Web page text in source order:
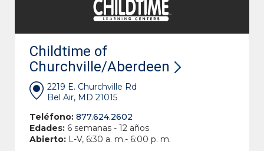
Childtime of
Churchville/Aberdeen
2219 E. Churchville Rd
Bel Air, MD 21015
Teléfono: 877.624.2602
Edades: 6 semanas - 12 años
Abierto: L-V, 6:30 a. m.- 6:00 p. m.